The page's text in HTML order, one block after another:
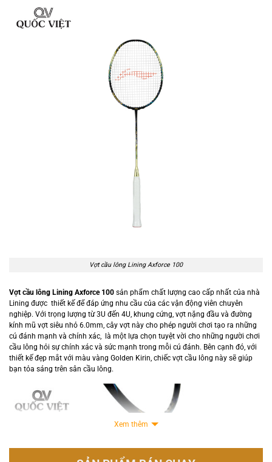
Vợt cầu lông Lining Axforce 100
Vợt cầu lông Lining Axforce 100 sản phẩm chất lượng cao cấp nhất của nhà
Lining được thiết kế để đáp ứng nhu cầu của các vận động viên chuyên
nghiệp. Với trọng lượng từ 3U đến 4U, khung cứng, vợt nặng đầu và đường
kính mũ vợt siêu nhỏ 6.0mm, cây vợt này cho phép người chơi tạo ra những
cú đánh mạnh và chính xác, là một lựa chọn tuyệt vời cho những người chơi
cầu lông hỏi sự chính xác và sức mạnh trong mỗi cú đánh. Bên cạnh đó, với
thiết kế đẹp mắt với màu vàng Golden Kirin, chiếc vợt cầu lông này sẽ giúp
bạn tỏa sáng trên sân cầu lông.
Xem thêm